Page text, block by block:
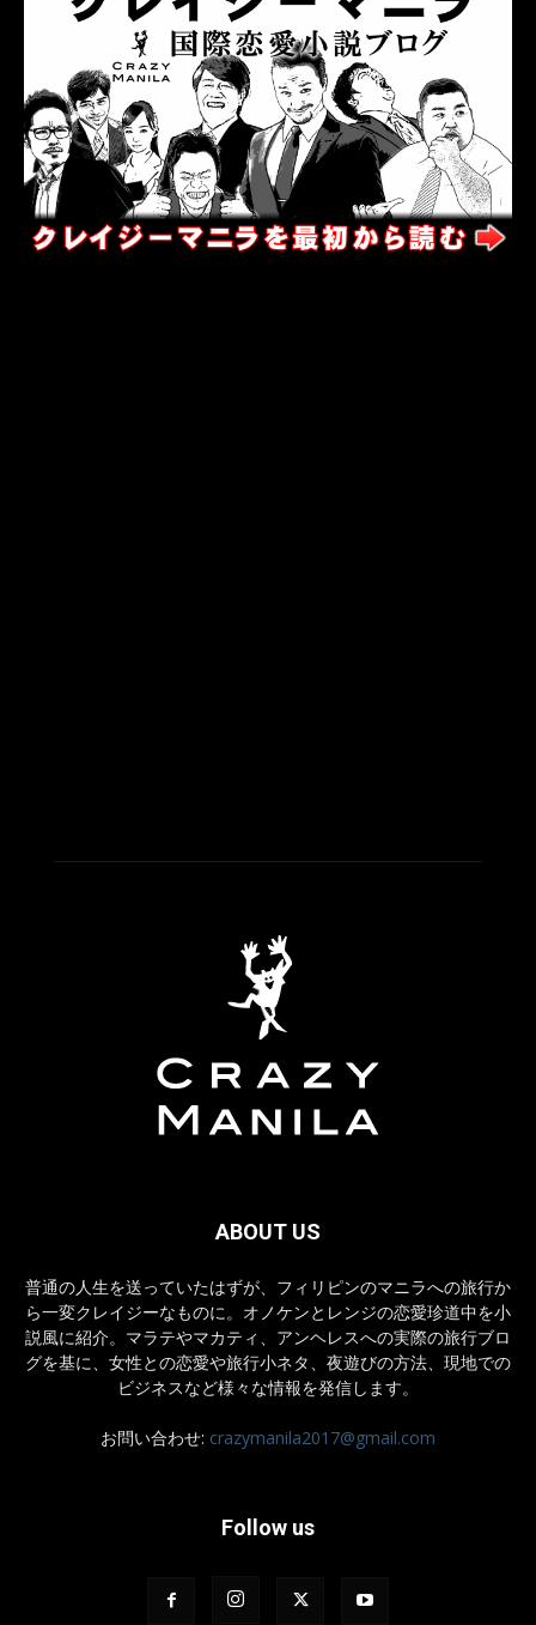
ABOUT US
普通の人生を送っていたはずが、フィリピンのマニラへの旅行か
ら一変クレイジーなものに。オノケンとレンジの恋愛珍道中を小
説風に紹介。マラテやマカティ、アンヘレスへの実際の旅行ブロ
グを基に、女性との恋愛や旅行小ネタ、夜遊びの方法、現地での
ビジネスなど様々な情報を発信します。
お問い合わせ: crazymanila2017@gmail.com
Follow us